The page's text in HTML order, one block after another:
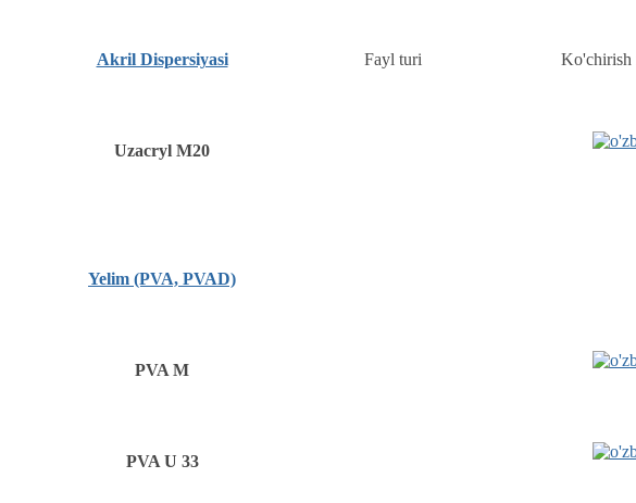
Akril Dispersiyasi Fayl turi Ko'chirish
Uzacryl M20
Yelim (PVA, PVAD)
PVA M
PVA U 33